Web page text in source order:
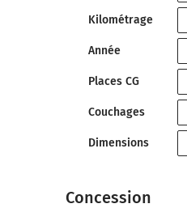
Kilométrage
Année
Places CG
Couchages
Dimensions
Concession